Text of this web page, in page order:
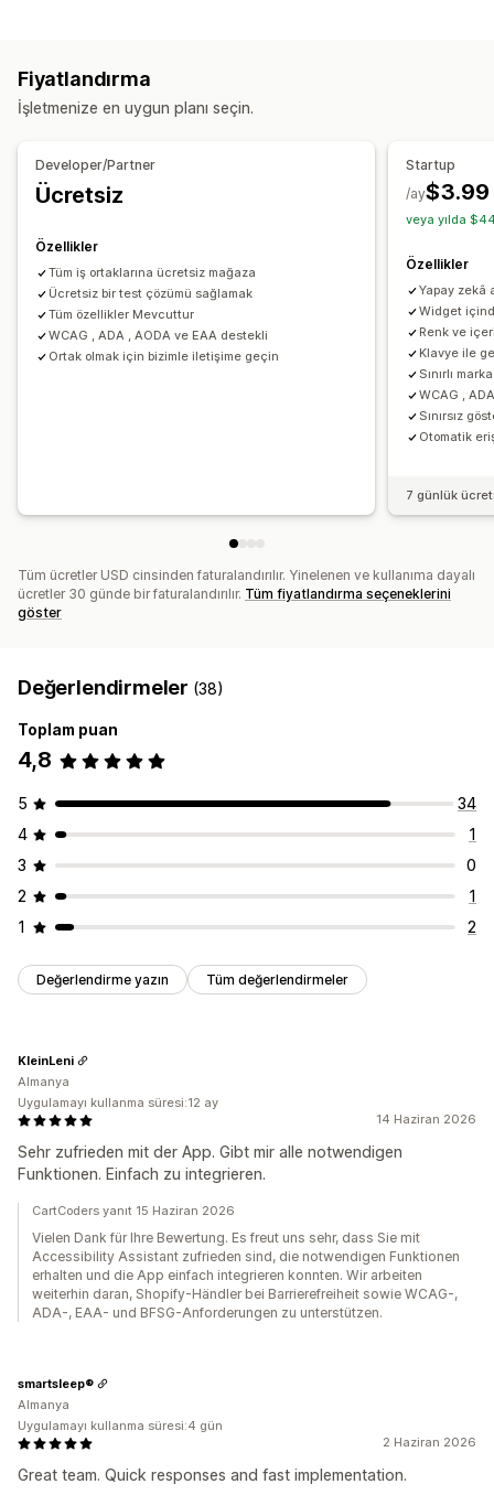
Erişilebilirlik araçları
Araç ipuçları
Metin boşlukları
Bağlantı belirginleştirme
Yapay zeka destekli Raporlama
Fiyatlandırma
İşletmenize en uygun planı seçin.
Developer/Partner
Ücretsiz
Özellikler
Tüm iş ortaklarına ücretsiz mağaza
Ücretsiz bir test çözümü sağlamak
Tüm özellikler Mevcuttur
WCAG , ADA , AODA ve EAA destekli
Ortak olmak için bizimle iletişime geçin
Startup
$3.99
/ay
veya yılda
Özellikler
Yapay zekâ
Widget
Renk ve
Klavye ile
Sınırlı
WCAG ,
Sınırsız
Otomatik
7 günlük
Tüm ücretler USD cinsinden faturalandırılır. Yinelenen ve kullanıma dayalı
ücretler 30 günde bir faturalandırılır. Tüm fiyatlandırma seçeneklerini
göster
Değerlendirmeler (38)
Toplam puan
4,8
5
34
4
1
3
0
2
1
1
2
Değerlendirme yazın Tüm değerlendirmeler
14 Haziran 2026
Sehr zufrieden mit der App. Gibt mir alle notwendigen
Funktionen. Einfach zu integrieren.
KleinLeni
Almanya
Uygulamayı kullanma süresi:12 ay
CartCoders yanıt 15 Haziran 2026
Vielen Dank für Ihre Bewertung. Es freut uns sehr, dass Sie mit
Accessibility Assistant zufrieden sind, die notwendigen Funktionen
erhalten und die App einfach integrieren konnten. Wir arbeiten
weiterhin daran, Shopify-Händler bei Barrierefreiheit sowie WCAG-,
ADA-, EAA- und BFSG-Anforderungen zu unterstützen.
2 Haziran 2026
Great team. Quick responses and fast implementation.
smartsleep®
Almanya
Uygulamayı kullanma süresi:4 gün